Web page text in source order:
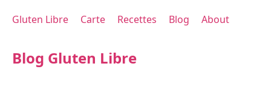
Gluten Libre Carte Recettes Blog About
Blog Gluten Libre